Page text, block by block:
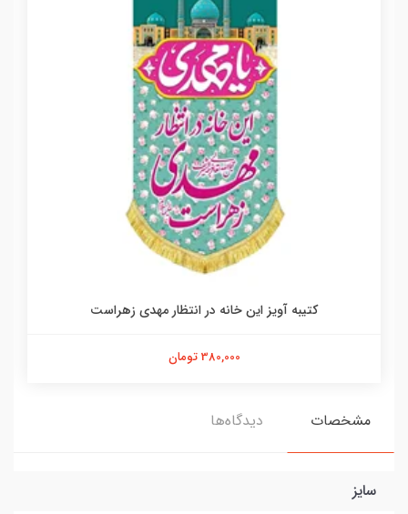
کتیبه آویز این خانه در انتظار مهدی زهراست
380,000 تومان
مشخصات دیدگاه‌ها
سایز